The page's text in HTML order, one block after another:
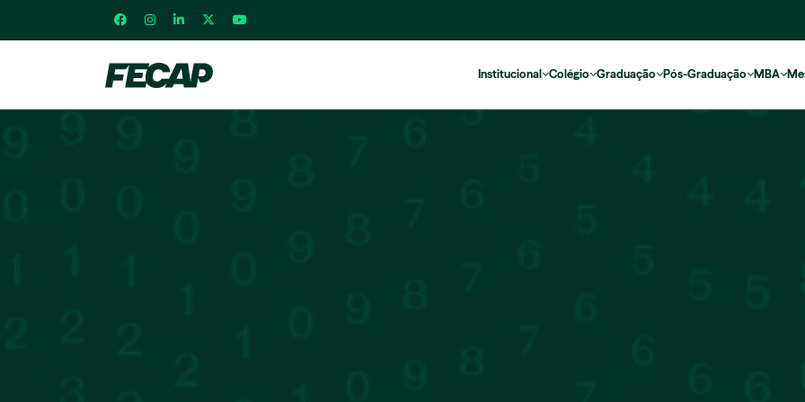
Institucional Colégio Graduação Pós-Graduação MBA